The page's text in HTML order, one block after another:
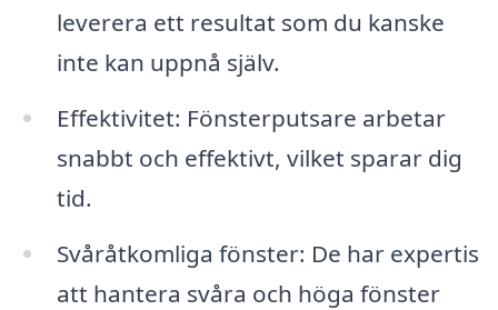
leverera ett resultat som du kanske
inte kan uppnå själv.
Effektivitet: Fönsterputsare arbetar
snabbt och effektivt, vilket sparar dig
tid.
Svåråtkomliga fönster: De har expertis
att hantera svåra och höga fönster